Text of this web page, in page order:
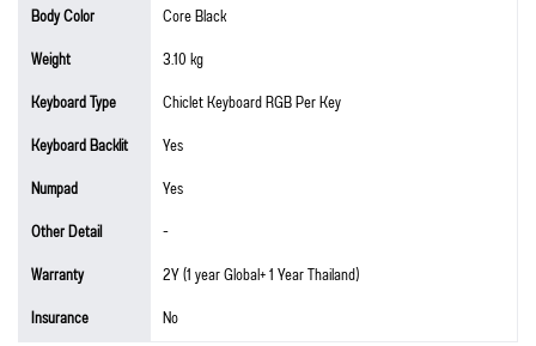
Body Color
Core Black
Weight
3.10 kg
Keyboard Type
Chiclet Keyboard RGB Per Key
Keyboard Backlit
Yes
Numpad
Yes
Other Detail
-
Warranty
2Y (1 year Global+ 1 Year Thailand)
Insurance
No